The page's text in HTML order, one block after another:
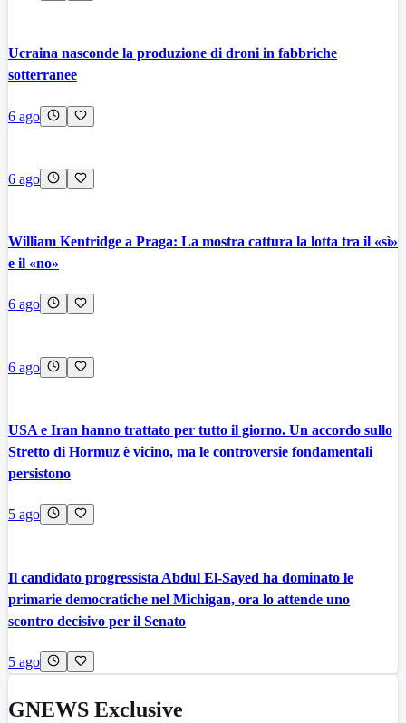
Ucraina nasconde la produzione di droni in fabbriche
sotterranee
6 ago
6 ago
William Kentridge a Praga: La mostra cattura la lotta tra il «sì»
e il «no»
6 ago
6 ago
USA e Iran hanno trattato per tutto il giorno. Un accordo sullo
Stretto di Hormuz è vicino, ma le controversie fondamentali
persistono
5 ago
Il candidato progressista Abdul El-Sayed ha dominato le
primarie democratiche nel Michigan, ora lo attende uno
scontro decisivo per il Senato
5 ago
GNEWS Exclusive